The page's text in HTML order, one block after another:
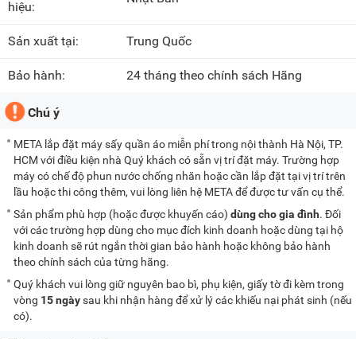
hiệu:
Sản xuất tại: Trung Quốc
Bảo hành: 24 tháng theo chính sách Hãng
Chú ý
META lắp đặt máy sấy quần áo miễn phí trong nội thành Hà Nội, TP.
HCM với điều kiện nhà Quý khách có sẵn vị trí đặt máy. Trường hợp
máy có chế độ phun nước chống nhăn hoặc cần lắp đặt tại vị trí trên
lầu hoặc thi công thêm, vui lòng liên hệ META để được tư vấn cụ thể.
Sản phẩm phù hợp (hoặc được khuyến cáo) dùng cho gia đình. Đối
với các trường hợp dùng cho mục đích kinh doanh hoặc dùng tại hộ
kinh doanh sẽ rút ngắn thời gian bảo hành hoặc không bảo hành
theo chính sách của từng hãng.
Quý khách vui lòng giữ nguyên bao bì, phụ kiện, giấy tờ đi kèm trong
vòng 15 ngàysau khi nhận hàng để xử lý các khiếu nại phát sinh (nếu
có).